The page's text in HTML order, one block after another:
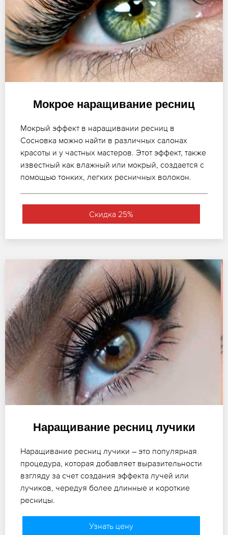
Мокрое наращивание ресниц
Мокрый эффект в наращивании ресниц в
Сосновка можно найти в различных салонах
красоты и у частных мастеров. Этот эффект, также
известный как влажный или мокрый, создается с
помощью тонких, легких ресничных волокон.
Скидка 25%
Наращивание ресниц лучики
Наращивание ресниц лучики – это популярная
процедура, которая добавляет выразительности
взгляду за счет создания эффекта лучей или
лучиков, чередуя более длинные и короткие
ресницы.
Узнать цену